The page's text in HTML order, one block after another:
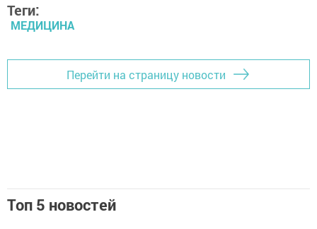
Теги:
МЕДИЦИНА
Перейти на страницу новости
Топ 5 новостей